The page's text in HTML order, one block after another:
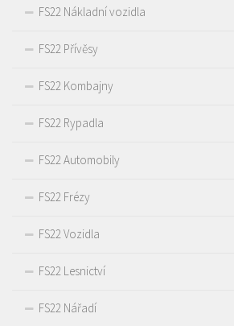
FS22 Nákladní vozidla
FS22 Přívěsy
FS22 Kombajny
FS22 Rypadla
FS22 Automobily
FS22 Frézy
FS22 Vozidla
FS22 Lesnictví
FS22 Nářadí